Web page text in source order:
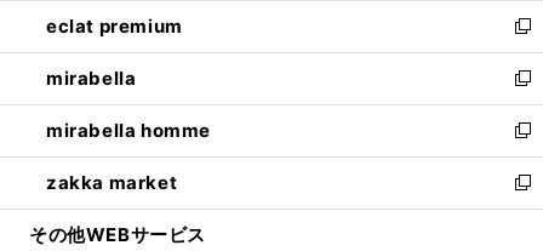
く
で
開
く
ド
ウ
で
開
く
ィ
ン
ド
ウ
で
開
く
し
い
ウ
ィ
ン
ド
ウ
で
開
eclat premium
新
し
い
ウ
ィ
ン
ド
ウ
mirabella
新
し
い
ウ
ィ
ン
mirabella homme
新
し
い
ウ
zakka market
新
し
その他WEBサービス